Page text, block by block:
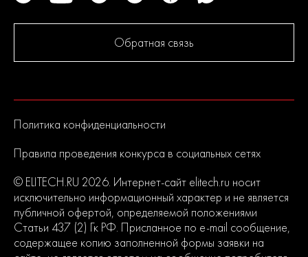
Обратная связь
Политика конфиденциальности
Правила проведения конкурса в социальных сетях
© ELITECH.RU 2026. Интернет-сайт elitech.ru носит
исключительно информационный характер и не является
публичной офертой, определяемой положениями
Статьи 437 (2) Гк РФ. Присланное по e-mail сообщение,
содержащее копию заполненной формы заявки на